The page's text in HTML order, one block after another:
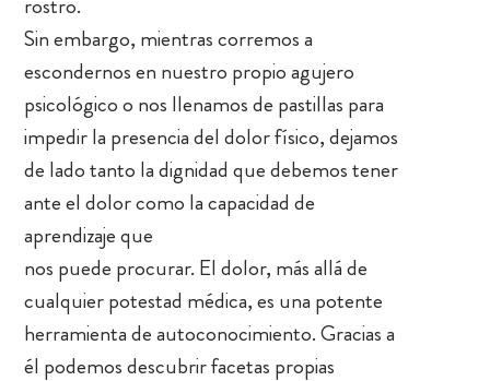
Sin embargo, mientras corremos a
escondernos en nuestro propio agujero
psicológico o nos llenamos de pastillas para
impedir la presencia del dolor físico, dejamos
de lado tanto la dignidad que debemos tener
ante el dolor como la capacidad de
aprendizaje que
nos puede procurar. El dolor, más allá de
cualquier potestad médica, es una potente
herramienta de autoconocimiento. Gracias a
él podemos descubrir facetas propias